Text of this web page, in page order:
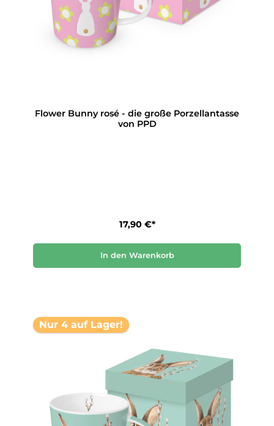
Flower Bunny rosé - die große Porzellantasse
von PPD
17,90 €*
In den Warenkorb
Nur 4 auf Lager!